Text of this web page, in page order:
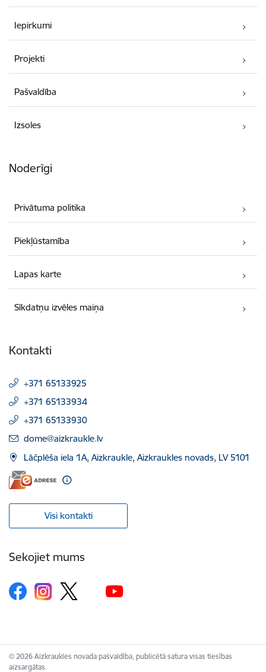
Iepirkumi
Projekti
Pašvaldība
Izsoles
Noderīgi
Privātuma politika
Piekļūstamība
Lapas karte
Sīkdatņu izvēles maiņa
Kontakti
+371 65133925
+371 65133934
+371 65133930
E-pasts:
dome@aizkraukle.lv
Lāčplēša iela 1A, Aizkraukle, Aizkraukles novads, LV 5101
Visi kontakti
Sekojiet mums
© 2026 Aizkraukles novada pašvaldība, publicētā satura visas tiesības
aizsargātas.